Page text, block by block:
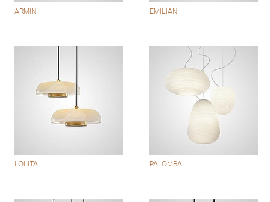
ARMIN EMILIAN
LOLITA PALOMBA